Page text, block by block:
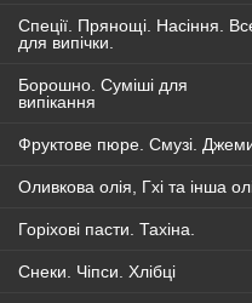
Спеції. Прянощі. Насіння.
для випічки.
Борошно. Суміші для
випікання
Фруктове пюре. Смузі.
Оливкова олія, Гхі та інша
Горіхові пасти. Тахіна.
Снеки. Чіпси. Хлібці